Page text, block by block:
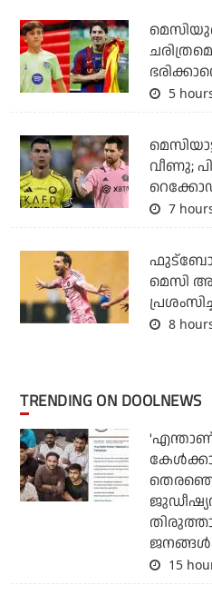
5
വീണു;
7
ഫുട്‌ബോള്‍
മെസി
8
TRENDING ON DOOLNEWS
15